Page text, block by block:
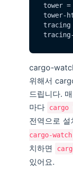
tower =
tower-
tracing
cargo-
위해서
드립니다.
마다
cargo
전역으로 설
cargo-watch
치하면
있어요.